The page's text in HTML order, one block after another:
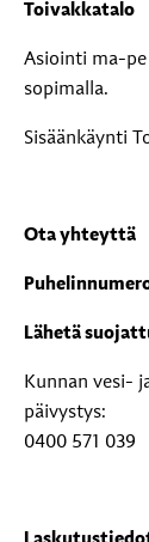
Toivakkatalo
Asiointi ma-pe
sopimalla.
Sisäänkäynti
Ota yhteyttä
Lähetä
Kunnan vesi-
päivystys:
0400 571 039